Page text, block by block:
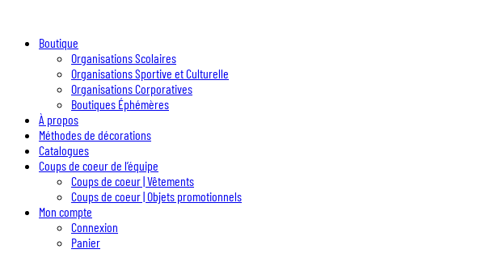
Boutique
Organisations Scolaires
Organisations Sportive et Culturelle
Organisations Corporatives
Boutiques Éphémères
À propos
Méthodes de décorations
Catalogues
Coups de coeur de l’équipe
Coups de coeur | Vêtements
Coups de coeur | Objets promotionnels
Mon compte
Connexion
Panier